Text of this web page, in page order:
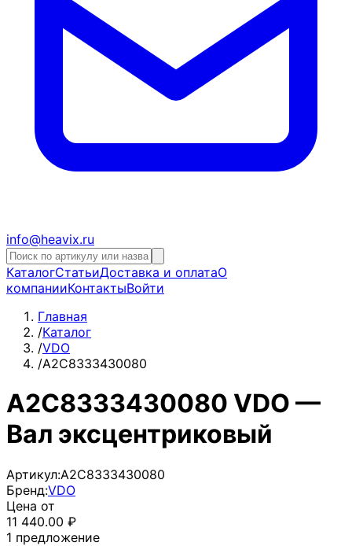
info@heavix.ru
КаталогСтатьиДоставка и оплатаО
компанииКонтактыВойти
Главная
/Каталог
/VDO
/A2C8333430080
A2C8333430080 VDO —
Вал эксцентриковый
Артикул:A2C8333430080
Бренд:VDO
Цена от
11 440.00 ₽
1 предложение